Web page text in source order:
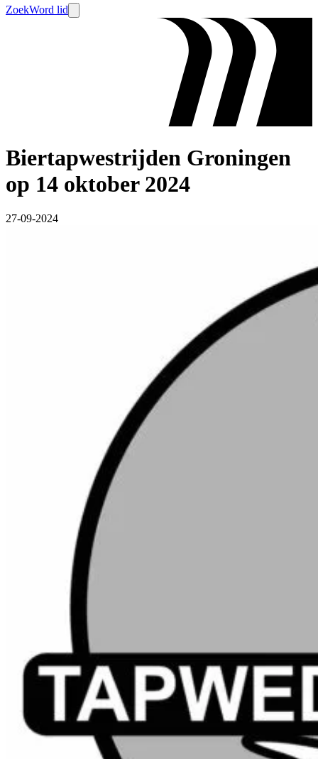
ZoekWord lid
Biertapwestrijden Groningen
op 14 oktober 2024
27-09-2024